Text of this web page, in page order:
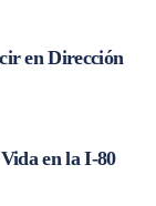
en Dirección
en la I-80